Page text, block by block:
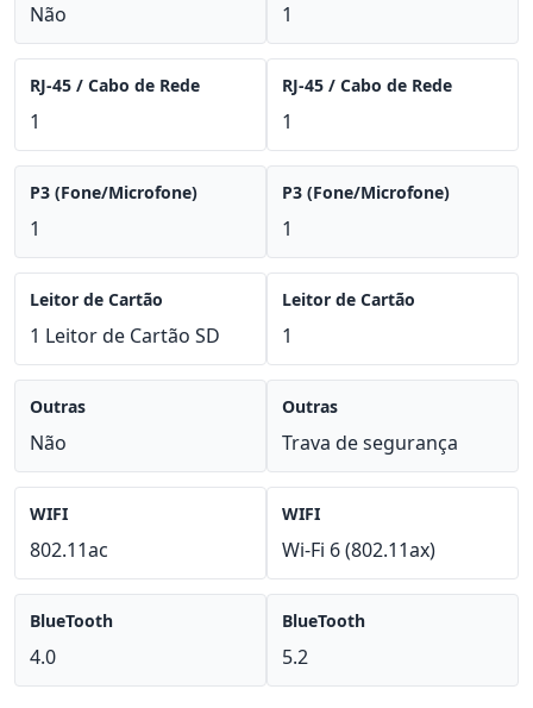
Não
RJ-45 / Cabo de Rede
1
P3 (Fone/Microfone)
1
Leitor de Cartão
1 Leitor de Cartão SD
Outras
Não
WIFI
802.11ac
BlueTooth
4.0
1
RJ-45 / Cabo de Rede
1
P3 (Fone/Microfone)
1
Leitor de Cartão
1
Outras
Trava de segurança
WIFI
Wi-Fi 6 (802.11ax)
BlueTooth
5.2